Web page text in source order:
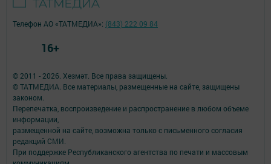
© 2011 - 2026. Хезмәт. Все права защищены.
© ТАТМЕДИА. Все материалы, размещенные на сайте, защищены
законом.
Перепечатка, воспроизведение и распространение в любом объеме
информации,
размещенной на сайте, возможна только с письменного согласия
редакций СМИ.
При поддержке Республиканского агентства по печати и массовым
Телефон АО «ТАТМЕДИА»: (843) 222 09 84
16+